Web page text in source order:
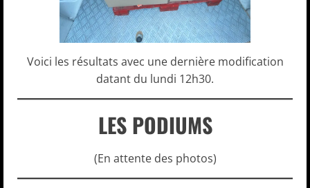
Voici les résultats avec une dernière modification
datant du lundi 12h30.
LES PODIUMS
(En attente des photos)